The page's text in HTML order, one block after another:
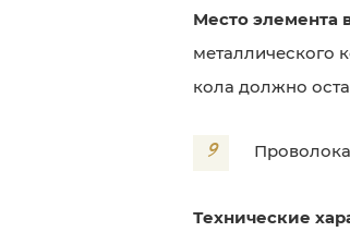
Место элемента
металлического
кола должно
9
Технические